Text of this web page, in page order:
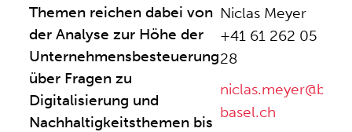
Themen reichen dabei von
der Analyse zur Höhe der
Unternehmensbesteuerung
über Fragen zu
Digitalisierung und
Nachhaltigkeitsthemen bis
Niclas Meyer
+41 61 262 05
28
niclas.meyer@bss-
basel.ch